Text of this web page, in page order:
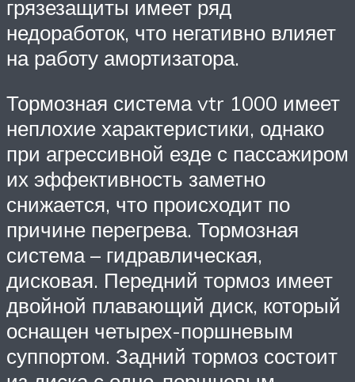
грязезащиты имеет ряд
недоработок, что негативно влияет
на работу амортизатора.
Тормозная система vtr 1000 имеет
неплохие характеристики, однако
при агрессивной езде с пассажиром
их эффективность заметно
снижается, что происходит по
причине перегрева. Тормозная
система – гидравлическая,
дисковая. Передний тормоз имеет
двойной плавающий диск, который
оснащен четырех-поршневым
суппортом. Задний тормоз состоит